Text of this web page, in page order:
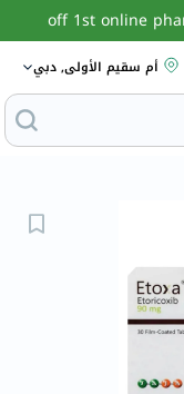
أم سقيم الأولى, دبي